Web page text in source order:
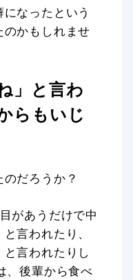
なったという
かもしれませ
」と言わ
らもいじ
だろうか？
があうだけで中
言われたり、
言われたりし
、後輩から食べ